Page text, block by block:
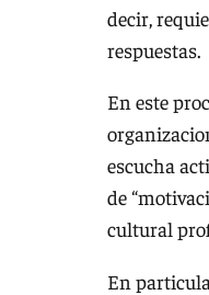
decir,
respuestas.
En este
escucha
de
cultural
En